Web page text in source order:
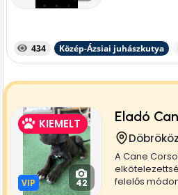
434 Közép-Ázsiai juhászkutya
KIEMELT
VIP
VIP 42
Eladó
Döbrököz
A Cane
felelős